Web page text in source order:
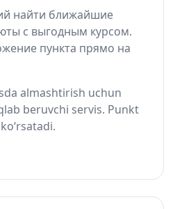
найти ближайшие
с выгодным курсом.
пункта прямо на
almashtirish uchun
beruvchi servis. Punkt